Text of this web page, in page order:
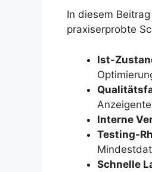
In diesem
praxiserprobte
Ist-
Interne
Testing-
Schnelle